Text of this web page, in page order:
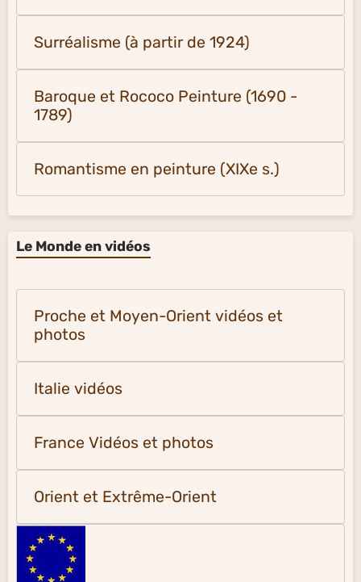
Surréalisme (à partir de 1924)
Baroque et Rococo Peinture (1690 -
1789)
Romantisme en peinture (XIXe s.)
Le Monde en vidéos
Proche et Moyen-Orient vidéos et
photos
Italie vidéos
France Vidéos et photos
Orient et Extrême-Orient